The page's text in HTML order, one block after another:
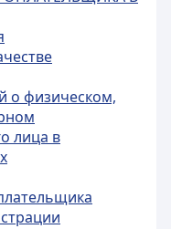
о физическом,
лица в